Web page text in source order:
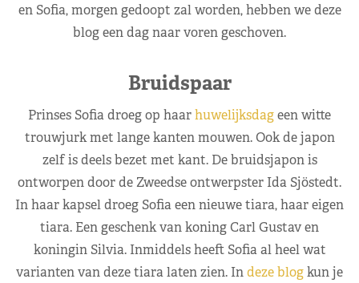
en Sofia, morgen gedoopt zal worden, hebben we deze
blog een dag naar voren geschoven.
Bruidspaar
Prinses Sofia droeg op haarhuwelijksdageen witte
trouwjurk met lange kanten mouwen. Ook de japon
zelf is deels bezet met kant. De bruidsjapon is
ontworpen door de Zweedse ontwerpster Ida Sjöstedt.
In haar kapsel droeg Sofia een nieuwe tiara, haar eigen
tiara. Een geschenk van koning Carl Gustav en
koningin Silvia. Inmiddels heeft Sofia al heel wat
varianten van deze tiara laten zien. Indeze blogkun je